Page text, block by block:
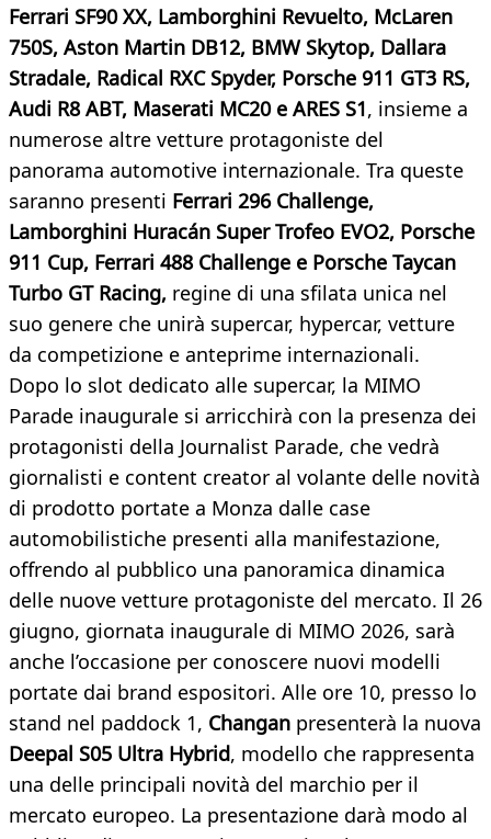
Ferrari SF90 XX, Lamborghini Revuelto, McLaren
750S, Aston Martin DB12, BMW Skytop, Dallara
Stradale, Radical RXC Spyder, Porsche 911 GT3 RS,
Audi R8 ABT, Maserati MC20 e ARES S1, insieme a
numerose altre vetture protagoniste del
panorama automotive internazionale. Tra queste
saranno presenti Ferrari 296 Challenge,
Lamborghini Huracán Super Trofeo EVO2, Porsche
911 Cup, Ferrari 488 Challenge e Porsche Taycan
Turbo GT Racing, regine di una sfilata unica nel
suo genere che unirà supercar, hypercar, vetture
da competizione e anteprime internazionali.
Dopo lo slot dedicato alle supercar, la MIMO
Parade inaugurale si arricchirà con la presenza dei
protagonisti della Journalist Parade, che vedrà
giornalisti e content creator al volante delle novità
di prodotto portate a Monza dalle case
automobilistiche presenti alla manifestazione,
offrendo al pubblico una panoramica dinamica
delle nuove vetture protagoniste del mercato. Il 26
giugno, giornata inaugurale di MIMO 2026, sarà
anche l’occasione per conoscere nuovi modelli
portate dai brand espositori. Alle ore 10, presso lo
stand nel paddock 1, Changan presenterà la nuova
Deepal S05 Ultra Hybrid, modello che rappresenta
una delle principali novità del marchio per il
mercato europeo. La presentazione darà modo al